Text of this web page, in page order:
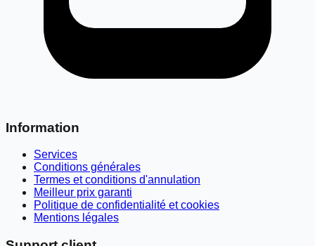
Information
Services
Conditions générales
Termes et conditions d'annulation
Meilleur prix garanti
Politique de confidentialité et cookies
Mentions légales